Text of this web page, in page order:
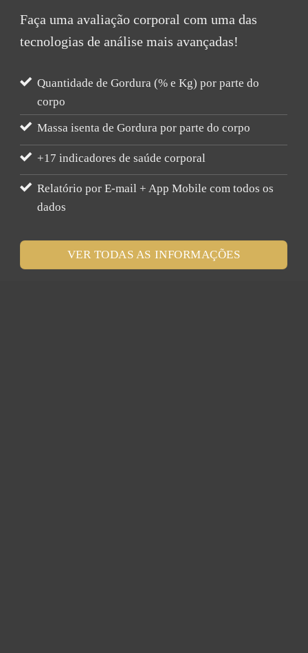
Faça uma avaliação corporal com uma das
tecnologias de análise mais avançadas!
Quantidade de Gordura (% e Kg) por parte do
corpo
Massa isenta de Gordura por parte do corpo
+17 indicadores de saúde corporal
Relatório por E-mail + App Mobile com todos os
dados
VER TODAS AS INFORMAÇÕES